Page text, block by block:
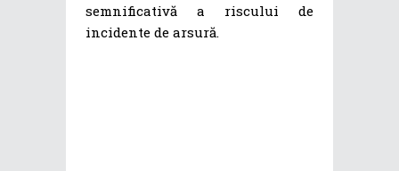
semnificativă a riscului de
incidente de arsură.